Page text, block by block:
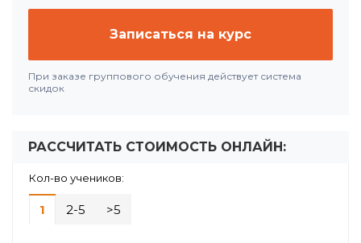
Записаться на курс
При заказе группового обучения действует система
скидок
РАССЧИТАТЬ СТОИМОСТЬ ОНЛАЙН:
Кол-во учеников:
1 2-5 >5